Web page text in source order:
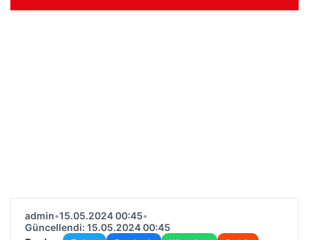
admin•15.05.2024 00:45•
Güncellendi: 15.05.2024 00:45